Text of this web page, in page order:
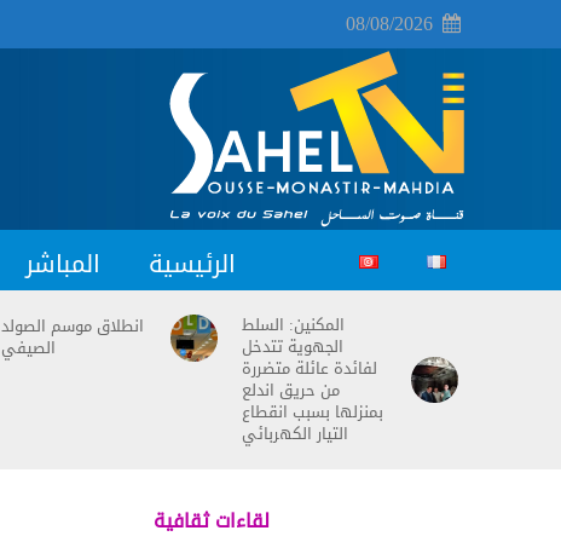
08/08/2026
الرئيسية المباشر
المكنين: السلط
الجهوية تتدخل
لفائدة عائلة متضررة
من حريق اندلع
بمنزلها بسبب انقطاع
التيار الكهربائي
انطلاق موسم الصولد
الصيفي
لقاءات ثقافية